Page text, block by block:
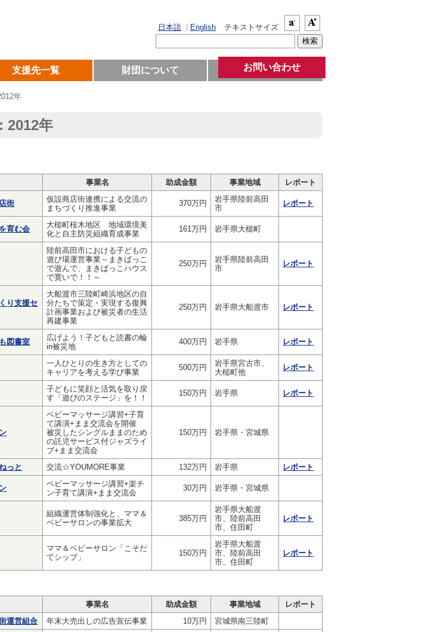
日本語 English テキストサイズ
支援先一覧 財団について お問い合わせ
年
2012年
事業名 助成金額 事業地域 レポート
街
仮設商店街連携による交流の
まちづくり推進事業
370万円
岩手県陸前高田
市
レポート
育む会
大槌町桜木地区 地域環境美
化と自主防災組織育成事業
161万円 岩手県大槌町
陸前高田市における子どもの
遊び場運営事業～まきばっこ
で遊んで、まきばっこハウス
で寛いで！！～
250万円
岩手県陸前高田
市
レポート
り支援セ
大船渡市三陸町崎浜地区の自
分たちで策定・実現する復興
計画事業および被災者の生活
再建事業
250万円 岩手県大船渡市 レポート
図書室
広げよう！子どもと読書の輪
in被災地
400万円 岩手県 レポート
一人ひとりの生き方としての
キャリアを考える学び事業
500万円
岩手県宮古市、
大槌町他
レポート
子どもに笑顔と活気を取り戻
す「遊びのステージ」を！！
150万円 岩手県 レポート
ベビーマッサージ講習+子育
て講演+まま交流会を開催
被災したシングルままのため
の託児サービス付ジャズライ
ブ+まま交流会
150万円 岩手県・宮城県
っと 交流☆YOUMORE事業 132万円 岩手県 レポート
ベビーマッサージ講習+楽チ
ン子育て講演+まま交流会
30万円 岩手県・宮城県
組織運営体制強化と、ママ＆
ベビーサロンの事業拡大
385万円
岩手県大船渡
市、陸前高田
市、住田町
レポート
ママ＆ベビーサロン「こそだ
てシップ」
150万円
岩手県大船渡
市、陸前高田
市、住田町
レポート
事業名 助成金額 事業地域
レポート
運営組合
年末大売出しの広告宣伝事業 10万円
宮城県南三陸町